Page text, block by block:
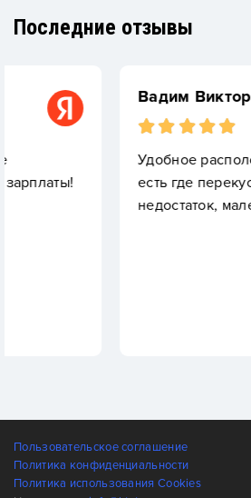
Последние отзывы
Вадим Викторович
Удобное расположение
есть где перекусить,
недостаток, маленькая
Пользовательское соглашение
Политика конфиденциальности
Политика использования Cookies